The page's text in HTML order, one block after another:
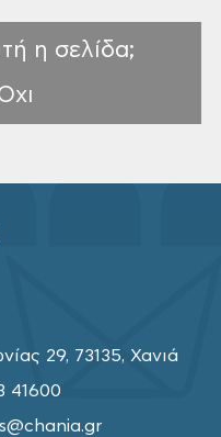
η σελίδα;
29, 73135, Χανιά
41600